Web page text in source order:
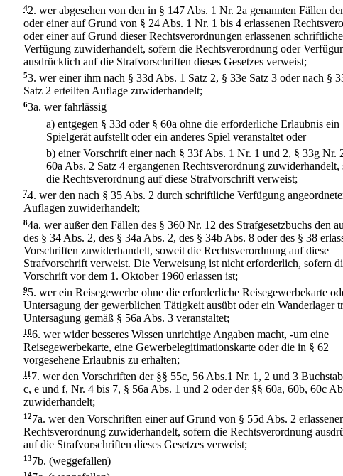
42. wer abgesehen von den in § 147 Abs. 1 Nr. 2a genannten Fällen
oder einer auf Grund von § 24 Abs. 1 Nr. 1 bis 4 erlassenen
oder einer auf Grund dieser Rechtsverordnungen erlassenen
Verfügung zuwiderhandelt, sofern die Rechtsverordnung oder
ausdrücklich auf die Strafvorschriften dieses Gesetzes verweist;
53. wer einer ihm nach § 33d Abs. 1 Satz 2, § 33e Satz 3 oder nach §
Satz 2 erteilten Auflage zuwiderhandelt;
63a. wer fahrlässig
a) entgegen § 33d oder § 60a ohne die erforderliche Erlaubnis ein
Spielgerät aufstellt oder ein anderes Spiel veranstaltet oder
b) einer Vorschrift einer nach § 33f Abs. 1 Nr. 1 und 2, § 33g Nr.
60a Abs. 2 Satz 4 ergangenen Rechtsverordnung zuwiderhandelt,
die Rechtsverordnung auf diese Strafvorschrift verweist;
74. wer den nach § 35 Abs. 2 durch schriftliche Verfügung
Auflagen zuwiderhandelt;
84a. wer außer den Fällen des § 360 Nr. 12 des Strafgesetzbuchs den
des § 34 Abs. 2, des § 34a Abs. 2, des § 34b Abs. 8 oder des § 38
Vorschriften zuwiderhandelt, soweit die Rechtsverordnung auf diese
Strafvorschrift verweist. Die Verweisung ist nicht erforderlich, sofern
Vorschrift vor dem 1. Oktober 1960 erlassen ist;
95. wer ein Reisegewerbe ohne die erforderliche Reisegewerbekarte
Untersagung der gewerblichen Tätigkeit ausübt oder ein Wanderlager
Untersagung gemäß § 56a Abs. 3 veranstaltet;
106. wer wider besseres Wissen unrichtige Angaben macht, -um eine
Reisegewerbekarte, eine Gewerbelegitimationskarte oder die in § 62
vorgesehene Erlaubnis zu erhalten;
117. wer den Vorschriften der §§ 55c, 56 Abs.1 Nr. 1, 2 und 3
c, e und f, Nr. 4 bis 7, § 56a Abs. 1 und 2 oder der §§ 60a, 60b, 60c
zuwiderhandelt;
127a. wer den Vorschriften einer auf Grund von § 55d Abs. 2
Rechtsverordnung zuwiderhandelt, sofern die Rechtsverordnung
auf die Strafvorschriften dieses Gesetzes verweist;
137b. (weggefallen)